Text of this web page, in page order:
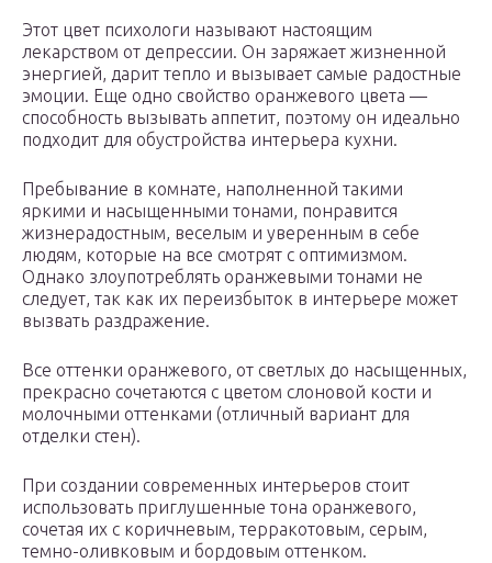
Этот цвет психологи называют настоящим
лекарством от депрессии. Он заряжает жизненной
энергией, дарит тепло и вызывает самые радостные
эмоции. Еще одно свойство оранжевого цвета —
способность вызывать аппетит, поэтому он идеально
подходит для обустройства интерьера кухни.
Пребывание в комнате, наполненной такими
яркими и насыщенными тонами, понравится
жизнерадостным, веселым и уверенным в себе
людям, которые на все смотрят с оптимизмом.
Однако злоупотреблять оранжевыми тонами не
следует, так как их переизбыток в интерьере может
вызвать раздражение.
Все оттенки оранжевого, от светлых до насыщенных,
прекрасно сочетаются с цветом слоновой кости и
молочными оттенками (отличный вариант для
отделки стен).
При создании современных интерьеров стоит
использовать приглушенные тона оранжевого,
сочетая их с коричневым, терракотовым, серым,
темно-оливковым и бордовым оттенком.